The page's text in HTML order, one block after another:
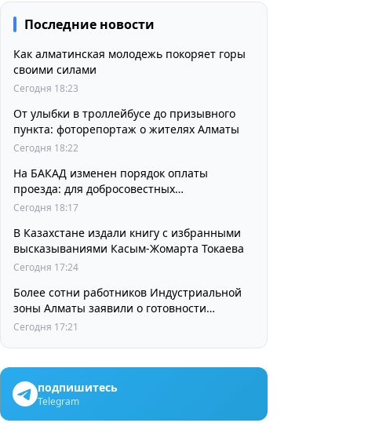
Последние новости
Как алматинская молодежь покоряет горы
своими силами
Сегодня 18:23
От улыбки в троллейбусе до призывного
пункта: фоторепортаж о жителях Алматы
Сегодня 18:22
На БАКАД изменен порядок оплаты
проезда: для добросовестных
пользователей стоимость остается
Сегодня 18:17
В Казахстане издали книгу с избранными
высказываниями Касым-Жомарта Токаева
Сегодня 17:24
Более сотни работников Индустриальной
зоны Алматы заявили о готовности
принять участие в выборах членов
Сегодня 17:21
подпишитесь
Telegram